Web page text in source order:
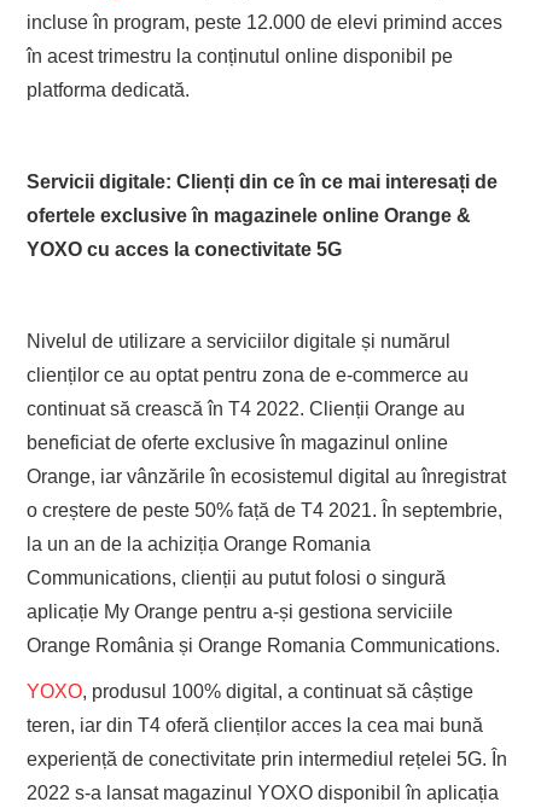
incluse în program, peste 12.000 de elevi primind acces
în acest trimestru la conținutul online disponibil pe
platforma dedicată.
Servicii digitale: Clienți din ce în ce mai interesați de
ofertele exclusive în magazinele online Orange &
YOXO cu acces la conectivitate 5G
Nivelul de utilizare a serviciilor digitale și numărul
clienților ce au optat pentru zona de e-commerce au
continuat să crească în T4 2022. Clienții Orange au
beneficiat de oferte exclusive în magazinul online
Orange, iar vânzările în ecosistemul digital au înregistrat
o creștere de peste 50% față de T4 2021. În septembrie,
la un an de la achiziția Orange Romania
Communications, clienții au putut folosi o singură
aplicație My Orange pentru a-și gestiona serviciile
Orange România și Orange Romania Communications.
YOXO, produsul 100% digital, a continuat să câștige
teren, iar din T4 oferă clienților acces la cea mai bună
experiență de conectivitate prin intermediul rețelei 5G. În
2022 s-a lansat magazinul YOXO disponibil în aplicația